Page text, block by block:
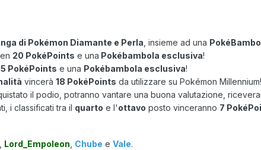
di Pokémon Diamante e Perla , insieme ad una
20 PokéPoints e una Pokébambola esclusiva!
PokéPoints e una Pokébambola esclusiva!
vincerà 18 PokéPoints da utilizzare su Pokémon Millennium!
il podio, potranno vantare una buona valutazione,
i classificati tra il quarto e l'ottavo posto vinceranno 7
Lord_Empoleon Chube e Vale.